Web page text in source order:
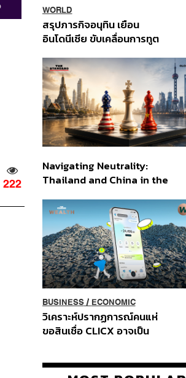
222
WORLD
สรุปภารกิจอนุทิน เยือน
อินโดนีเซีย ขับเคลื่อนการทูต
ส่วนยุทธศาสตร์ไทย –
อินโดนีเซีย
Navigating Neutrality:
Thailand and China in the
Order
BUSINESS/ ECONOMIC
วิเคราะห์ปรากฏการณ์คนแห่
ขอสินเชื่อ CLICX อาจเป็น
ปัญหาหนี้ครัวเรือนไทยที่ถูกซุก